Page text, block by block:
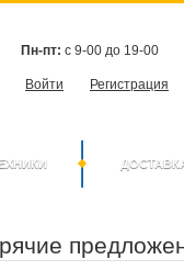
Пн-пт: с 9-00 до 19-00
Войти Регистрация